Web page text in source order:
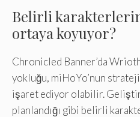
Belirli
ortaya koyuyor?
Chronicled Banner’da
yokluğu, miHoYo’nun
işaret ediyor olabilir.
planlandığı gibi belirli